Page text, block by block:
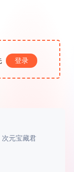
登录
元宝藏君